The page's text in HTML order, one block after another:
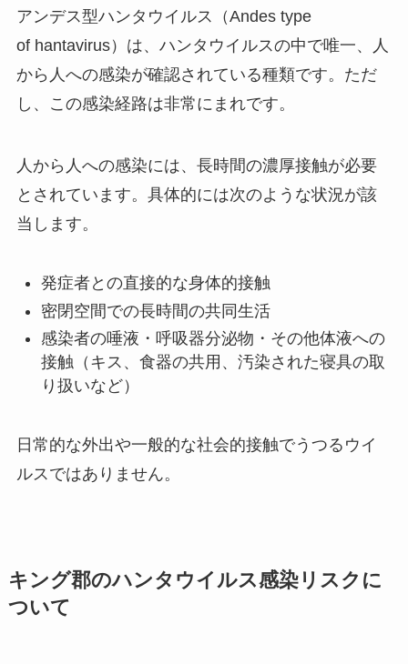
アンデス型ハンタウイルス（Andes type
of hantavirus）は、ハンタウイルスの中で唯一、人
から人への感染が確認されている種類です。ただ
し、この感染経路は非常にまれです。
人から人への感染には、長時間の濃厚接触が必要
とされています。具体的には次のような状況が該
当します。
発症者との直接的な身体的接触
密閉空間での長時間の共同生活
感染者の唾液・呼吸器分泌物・その他体液への
接触（キス、食器の共用、汚染された寝具の取
り扱いなど）
日常的な外出や一般的な社会的接触でうつるウイ
ルスではありません。
キング郡のハンタウイルス感染リスクに
ついて